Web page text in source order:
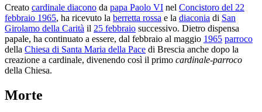
Creato cardinale diacono da papa Paolo VI nel Concistoro del 22
febbraio 1965, ha ricevuto la berretta rossa e la diaconia di San
Girolamo della Carità il 25 febbraio successivo. Dietro dispensa
papale, ha continuato a essere, dal febbraio al maggio 1965 parroco
della Chiesa di Santa Maria della Pace di Brescia anche dopo la
creazione a cardinale, divenendo così il primo cardinale-parroco
della Chiesa.
Morte